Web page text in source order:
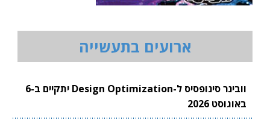
ארועים בתעשייה
וובינר סינופסיס ל-Design Optimization יתקיים ב-6
באוגוסט 2026